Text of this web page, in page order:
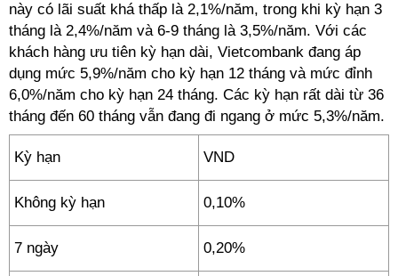
này có lãi suất khá thấp là 2,1%/năm, trong khi kỳ hạn 3
tháng là 2,4%/năm và 6-9 tháng là 3,5%/năm. Với các
khách hàng ưu tiên kỳ hạn dài, Vietcombank đang áp
dụng mức 5,9%/năm cho kỳ hạn 12 tháng và mức đỉnh
6,0%/năm cho kỳ hạn 24 tháng. Các kỳ hạn rất dài từ 36
tháng đến 60 tháng vẫn đang đi ngang ở mức 5,3%/năm.
Kỳ hạn VND
Không kỳ hạn 0,10%
7 ngày 0,20%